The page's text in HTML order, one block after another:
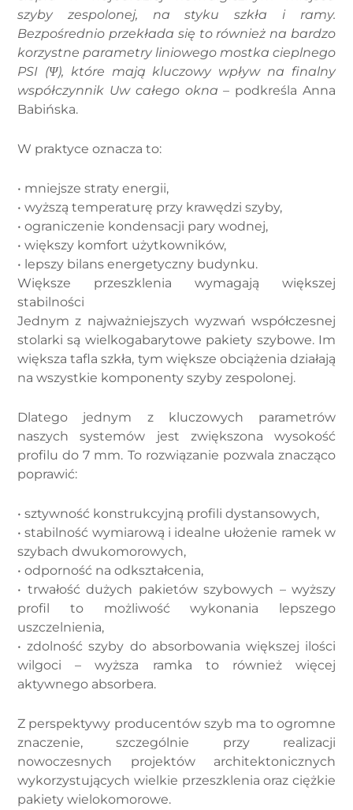
szyby zespolonej, na styku szkła i ramy.
Bezpośrednio przekłada się to również na bardzo
korzystne parametry liniowego mostka cieplnego
PSI (Ψ), które mają kluczowy wpływ na finalny
współczynnik Uw całego okna – podkreśla Anna
Babińska.
W praktyce oznacza to:
• mniejsze straty energii,
• wyższą temperaturę przy krawędzi szyby,
• ograniczenie kondensacji pary wodnej,
• większy komfort użytkowników,
• lepszy bilans energetyczny budynku.
Większe przeszklenia wymagają większej
stabilności
Jednym z najważniejszych wyzwań współczesnej
stolarki są wielkogabarytowe pakiety szybowe. Im
większa tafla szkła, tym większe obciążenia działają
na wszystkie komponenty szyby zespolonej.
Dlatego jednym z kluczowych parametrów
naszych systemów jest zwiększona wysokość
profilu do 7 mm. To rozwiązanie pozwala znacząco
poprawić:
• sztywność konstrukcyjną profili dystansowych,
• stabilność wymiarową i idealne ułożenie ramek w
szybach dwukomorowych,
• odporność na odkształcenia,
• trwałość dużych pakietów szybowych – wyższy
profil to możliwość wykonania lepszego
uszczelnienia,
• zdolność szyby do absorbowania większej ilości
wilgoci – wyższa ramka to również więcej
aktywnego absorbera.
Z perspektywy producentów szyb ma to ogromne
znaczenie, szczególnie przy realizacji
nowoczesnych projektów architektonicznych
wykorzystujących wielkie przeszklenia oraz ciężkie
pakiety wielokomorowe.